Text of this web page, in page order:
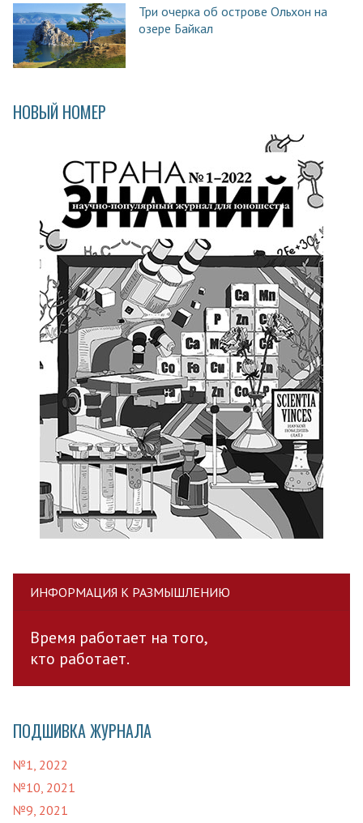
Три очерка об острове Ольхон на
озере Байкал
НОВЫЙ НОМЕР
ИНФОРМАЦИЯ К РАЗМЫШЛЕНИЮ
Время работает на того,
кто работает.
ПОДШИВКА ЖУРНАЛА
№1, 2022
№10, 2021
№9, 2021